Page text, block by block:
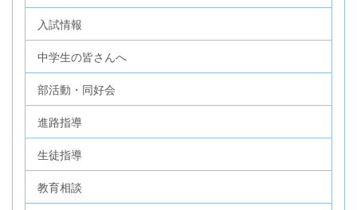
入試情報
中学生の皆さんへ
部活動・同好会
進路指導
生徒指導
教育相談